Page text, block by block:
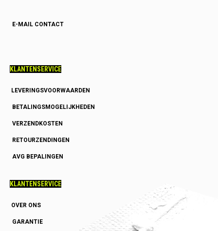
E-MAIL CONTACT
KLANTENSERVICE
LEVERINGSVOORWAARDEN
BETALINGSMOGELIJKHEDEN
VERZENDKOSTEN
RETOURZENDINGEN
AVG BEPALINGEN
KLANTENSERVICE
OVER ONS
GARANTIE